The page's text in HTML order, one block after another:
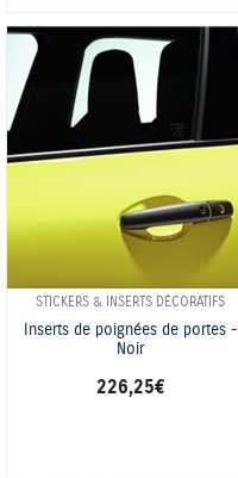
STICKERS & INSERTS DÉCORATIFS
Inserts de poignées de portes -
Noir
226,25 €